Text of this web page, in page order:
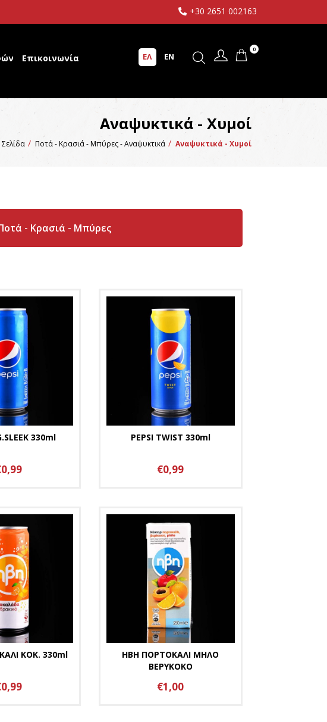
+30 2651 002163
Επικοινωνία ΕΛ EN
0
Αναψυκτικά - Χυμοί
Ποτά - Κρασιά - Μπύρες - Αναψυκτικά Αναψυκτικά - Χυμοί
- Κρασιά - Μπύρες
330ml PEPSI TWIST 330ml
€0,99
ΚΟΚ. 330ml
ΗΒΗ ΠΟΡΤΟΚΑΛΙ ΜΗΛΟ
ΒΕΡΥΚΟΚΟ
€1,00